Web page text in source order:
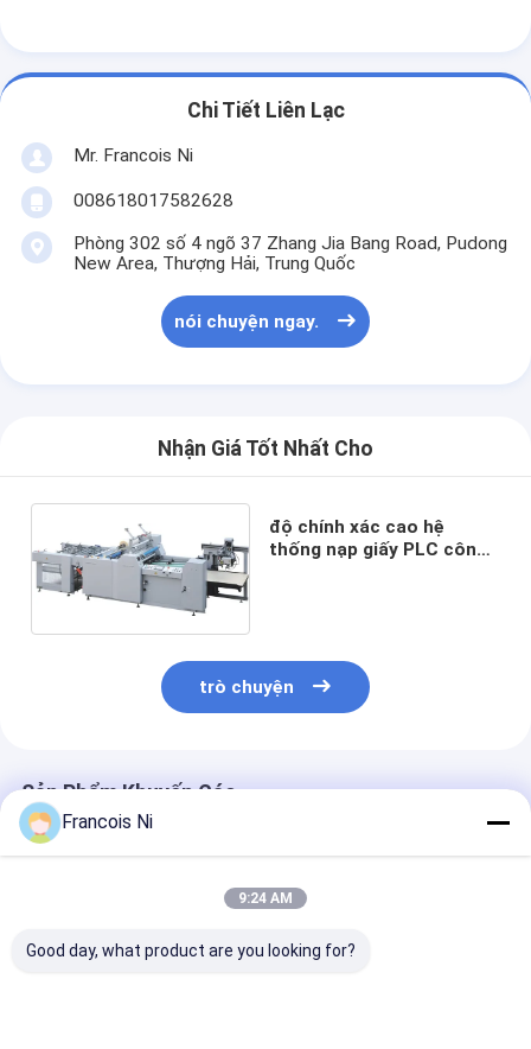
Kiểm soát chất lượng
Liên hệ chúng tôi
Các trường hợp
Die cắt Thiết bị
Máy tự động Bender
Máy ép công nghiệp
Sách Making Machine
Máy in tự động
Vật tư tiêu hao khác
Chi Tiết Liên Lạc
Mr. Francois Ni
008618017582628
Phòng 302 số 4 ngõ 37 Zhang Jia Bang Road, Pudong
New Area, Thượng Hải, Trung Quốc
nói chuyện ngay.
Nhận Giá Tốt Nhất Cho
độ chính xác cao hệ
thống nạp giấy PLC công
trò chuyện
Sản Phẩm Khuyến Cáo
Francois Ni
9:24 AM
Good day, what product are you looking for?